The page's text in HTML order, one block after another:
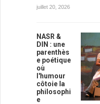
juillet 20, 2026
NASR &
DIN : une
parenthès
e poétique
où
l'humour
côtoie la
philosophi
e